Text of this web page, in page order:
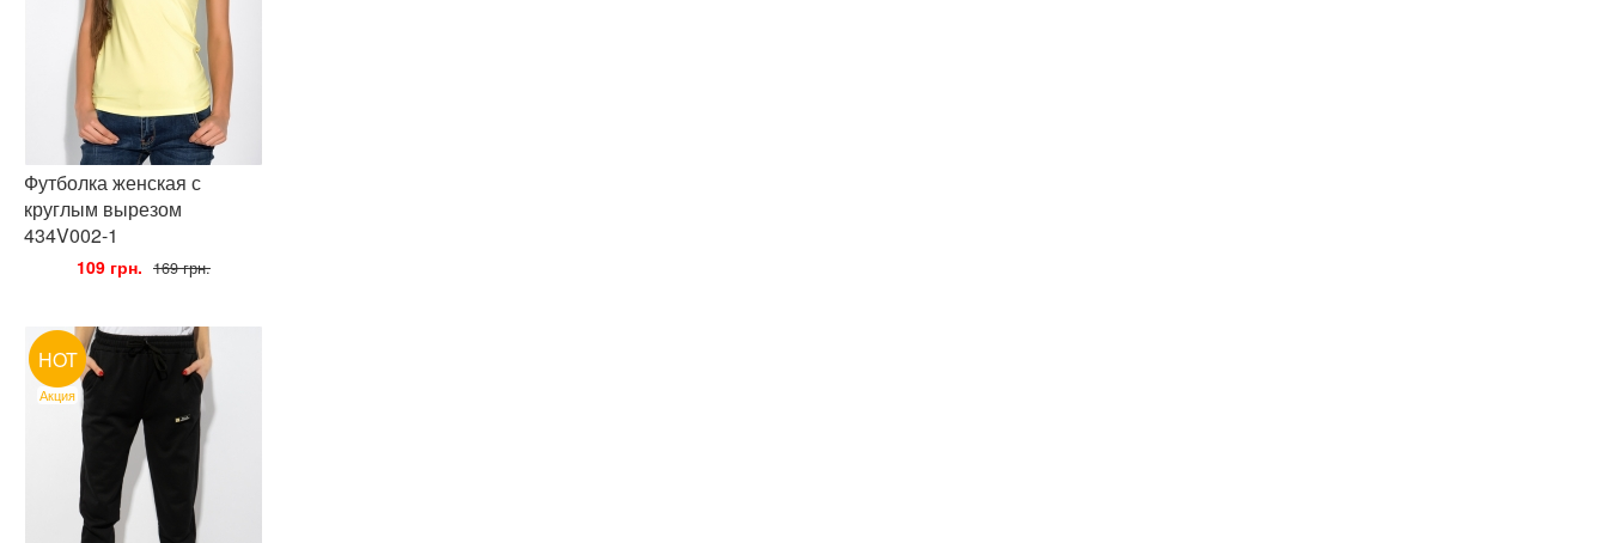
Футболка женская с
круглым вырезом
434V002-1
109 грн. 169 грн.
HOT
Акция